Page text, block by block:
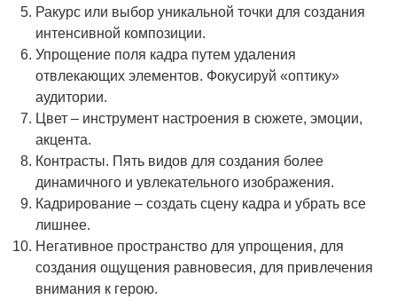
Ракурс или выбор уникальной точки для создания
интенсивной композиции.
Упрощение поля кадра путем удаления
отвлекающих элементов. Фокусируй «оптику»
аудитории.
Цвет – инструмент настроения в сюжете, эмоции,
акцента.
Контрасты. Пять видов для создания более
динамичного и увлекательного изображения.
Кадрирование – создать сцену кадра и убрать все
лишнее.
Негативное пространство для упрощения, для
создания ощущения равновесия, для привлечения
внимания к герою.